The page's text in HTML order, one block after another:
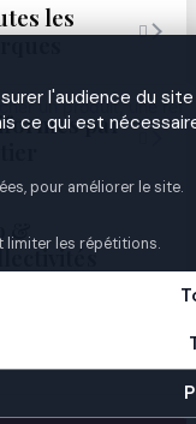
l'audience du
ce qui est
pour améliorer le site.
limiter les répétitions.
les

par
&